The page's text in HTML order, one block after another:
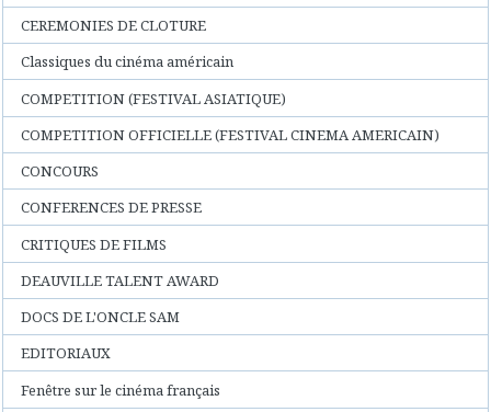
CEREMONIES DE CLOTURE
Classiques du cinéma américain
COMPETITION (FESTIVAL ASIATIQUE)
COMPETITION OFFICIELLE (FESTIVAL CINEMA AMERICAIN)
CONCOURS
CONFERENCES DE PRESSE
CRITIQUES DE FILMS
DEAUVILLE TALENT AWARD
DOCS DE L'ONCLE SAM
EDITORIAUX
Fenêtre sur le cinéma français